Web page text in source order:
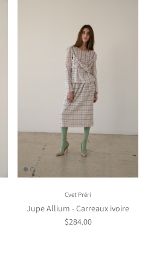
Cvet Préri
Jupe Allium - Carreaux ivoire
$284.00